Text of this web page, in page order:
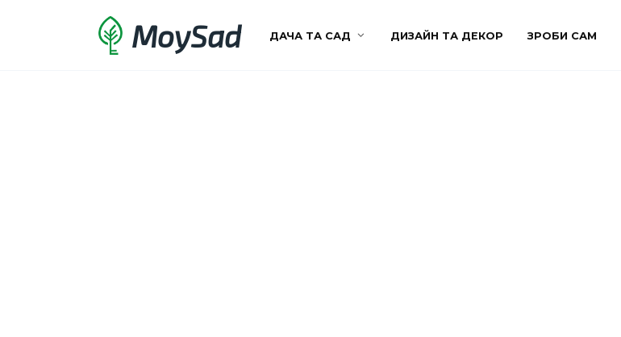
MoySad ДАЧА ТА САД ДИЗАЙН ТА ДЕКОР ЗРОБИ САМ